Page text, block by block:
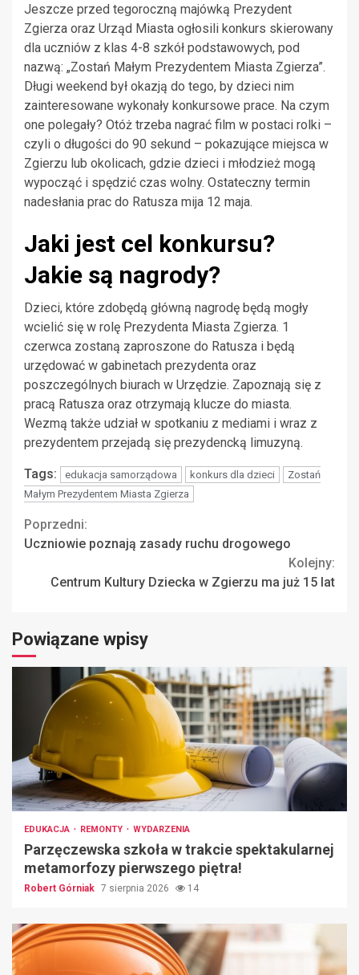
Jeszcze przed tegoroczną majówką Prezydent
Zgierza oraz Urząd Miasta ogłosili konkurs skierowany
dla uczniów z klas 4-8 szkół podstawowych, pod
nazwą: „Zostań Małym Prezydentem Miasta Zgierza”.
Długi weekend był okazją do tego, by dzieci nim
zainteresowane wykonały konkursowe prace. Na czym
one polegały? Otóż trzeba nagrać film w postaci rolki –
czyli o długości do 90 sekund – pokazujące miejsca w
Zgierzu lub okolicach, gdzie dzieci i młodzież mogą
wypocząć i spędzić czas wolny. Ostateczny termin
nadesłania prac do Ratusza mija 12 maja.
Jaki jest cel konkursu?
Jakie są nagrody?
Dzieci, które zdobędą główną nagrodę będą mogły
wcielić się w rolę Prezydenta Miasta Zgierza. 1
czerwca zostaną zaproszone do Ratusza i będą
urzędować w gabinetach prezydenta oraz
poszczególnych biurach w Urzędzie. Zapoznają się z
pracą Ratusza oraz otrzymają klucze do miasta.
Wezmą także udział w spotkaniu z mediami i wraz z
prezydentem przejadą się prezydencką limuzyną.
Tags: edukacja samorządowa konkurs dla dzieci
Zostań
Małym Prezydentem Miasta Zgierza
Continue
Poprzedni:
Uczniowie poznają zasady ruchu drogowego
Kolejny:
Centrum Kultury Dziecka w Zgierzu ma już 15 lat
Powiązane wpisy
EDUKACJA REMONTY WYDARZENIA
Parzęczewska szkoła w trakcie spektakularnej
metamorfozy pierwszego piętra!
Robert Górniak 7 sierpnia 2026 14